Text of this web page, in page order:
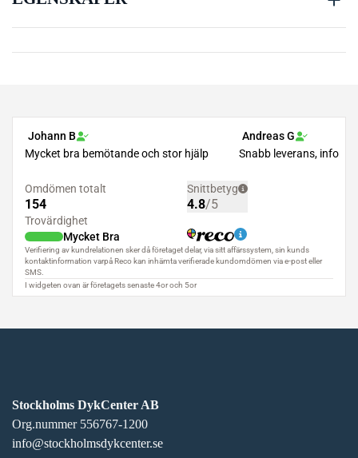
Stockholms DykCenter AB
Org.nummer 556767-1200
info@stockholmsdykcenter.se